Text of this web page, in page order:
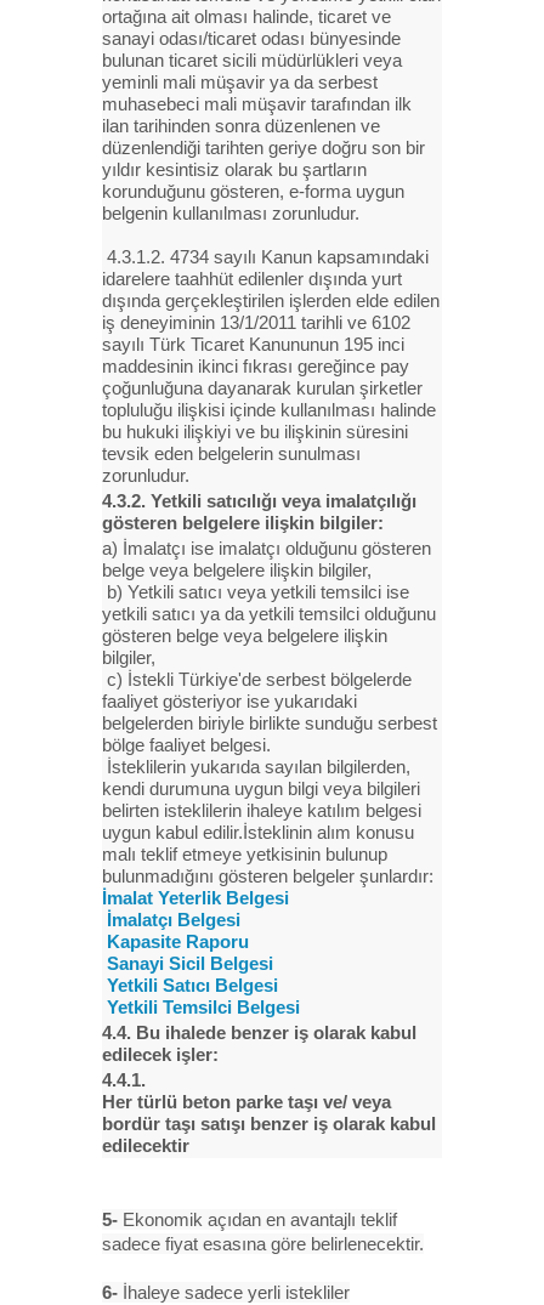
ortağına ait olması halinde, ticaret ve
sanayi odası/ticaret odası bünyesinde
bulunan ticaret sicili müdürlükleri veya
yeminli mali müşavir ya da serbest
muhasebeci mali müşavir tarafından ilk
ilan tarihinden sonra düzenlenen ve
düzenlendiği tarihten geriye doğru son bir
yıldır kesintisiz olarak bu şartların
korunduğunu gösteren, e-forma uygun
belgenin kullanılması zorunludur.
4.3.1.2. 4734 sayılı Kanun kapsamındaki
idarelere taahhüt edilenler dışında yurt
dışında gerçekleştirilen işlerden elde edilen
iş deneyiminin 13/1/2011 tarihli ve 6102
sayılı Türk Ticaret Kanununun 195 inci
maddesinin ikinci fıkrası gereğince pay
çoğunluğuna dayanarak kurulan şirketler
topluluğu ilişkisi içinde kullanılması halinde
bu hukuki ilişkiyi ve bu ilişkinin süresini
tevsik eden belgelerin sunulması
zorunludur.
4.3.2. Yetkili satıcılığı veya imalatçılığı
gösteren belgelere ilişkin bilgiler:
a) İmalatçı ise imalatçı olduğunu gösteren
belge veya belgelere ilişkin bilgiler,
b) Yetkili satıcı veya yetkili temsilci ise
yetkili satıcı ya da yetkili temsilci olduğunu
gösteren belge veya belgelere ilişkin
bilgiler,
c) İstekli Türkiye'de serbest bölgelerde
faaliyet gösteriyor ise yukarıdaki
belgelerden biriyle birlikte sunduğu serbest
bölge faaliyet belgesi.
İsteklilerin yukarıda sayılan bilgilerden,
kendi durumuna uygun bilgi veya bilgileri
belirten isteklilerin ihaleye katılım belgesi
uygun kabul edilir.İsteklinin alım konusu
malı teklif etmeye yetkisinin bulunup
bulunmadığını gösteren belgeler şunlardır:
İmalat Yeterlik Belgesi
İmalatçı Belgesi
Kapasite Raporu
Sanayi Sicil Belgesi
Yetkili Satıcı Belgesi
Yetkili Temsilci Belgesi
4.4. Bu ihalede benzer iş olarak kabul
edilecek işler:
4.4.1.
Her türlü beton parke taşı ve/ veya
bordür taşı satışı benzer iş olarak kabul
edilecektir
5- Ekonomik açıdan en avantajlı teklif
sadece fiyat esasına göre belirlenecektir.
6- İhaleye sadece yerli istekliler